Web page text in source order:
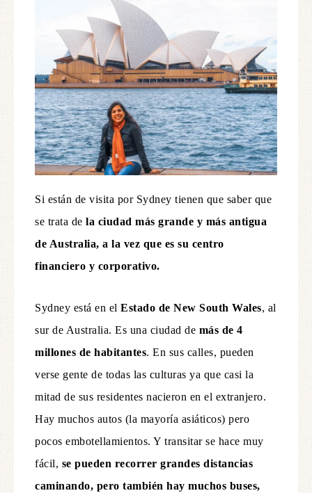
Si están de visita por Sydney tienen que saber que
se trata de la ciudad más grande y más antigua
de Australia, a la vez que es su centro
financiero y corporativo.
Sydney está en el Estado de New South Wales, al
sur de Australia. Es una ciudad de más de 4
millones de habitantes. En sus calles, pueden
verse gente de todas las culturas ya que casi la
mitad de sus residentes nacieron en el extranjero.
Hay muchos autos (la mayoría asiáticos) pero
pocos embotellamientos. Y transitar se hace muy
fácil, se pueden recorrer grandes distancias
caminando, pero también hay muchos buses,